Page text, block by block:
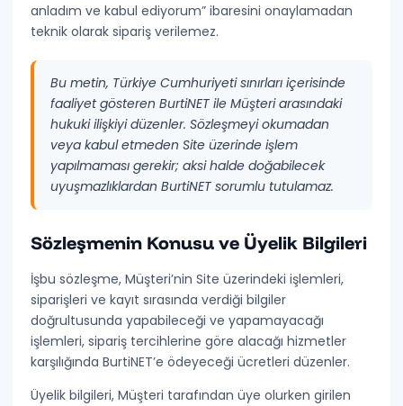
Data Processing Agreement (DPA)
TECHNICAL & USAGE
Acceptable Use Policy
SLA (Service Level Agreement)
Abuse
anladım ve kabul ediyorum” ibaresini onaylamadan
teknik olarak sipariş verilemez.
Bu metin, Türkiye Cumhuriyeti sınırları içerisinde
faaliyet gösteren BurtiNET ile Müşteri arasındaki
hukuki ilişkiyi düzenler. Sözleşmeyi okumadan
veya kabul etmeden Site üzerinde işlem
yapılmaması gerekir; aksi halde doğabilecek
uyuşmazlıklardan BurtiNET sorumlu tutulamaz.
Sözleşmenin Konusu ve Üyelik Bilgileri
İşbu sözleşme, Müşteri’nin Site üzerindeki işlemleri,
siparişleri ve kayıt sırasında verdiği bilgiler
doğrultusunda yapabileceği ve yapamayacağı
işlemleri, sipariş tercihlerine göre alacağı hizmetler
karşılığında BurtiNET’e ödeyeceği ücretleri düzenler.
Üyelik bilgileri, Müşteri tarafından üye olurken girilen